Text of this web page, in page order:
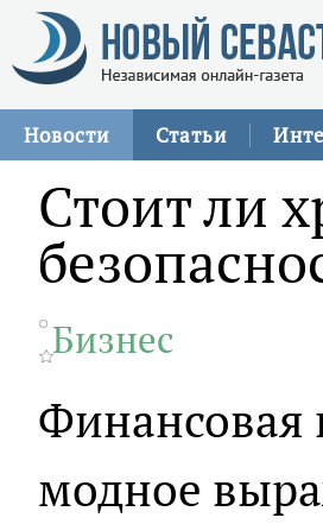
Новости Статьи
Стоит ли
Бизнес
Финансовая
модное